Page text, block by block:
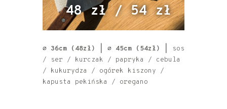
48 zł / 54 zł
⌀ 36cm (48zł) | ⌀ 45cm (54zł) |
sos
/ ser / kurczak / papryka / cebula
/ kukurydza / ogórek kiszony /
kapusta pekińska / oregano